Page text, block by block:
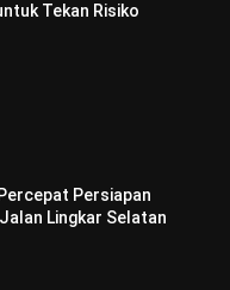
Tekan Risiko
Persiapan
Lingkar Selatan